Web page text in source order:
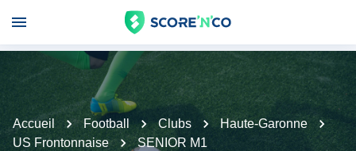
Accueil Football Clubs
Haute-Garonne
US Frontonnaise
SENIOR M1